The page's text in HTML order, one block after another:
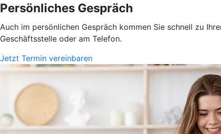
Persönliches Gespräch
Auch im persönlichen Gespräch kommen Sie schnell zu
Geschäftsstelle oder am Telefon.
Jetzt Termin vereinbaren